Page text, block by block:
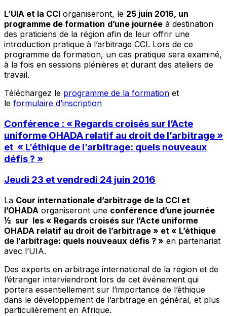
L’UIA et la CCI organiseront, le 25 juin 2016, un
programme de formation d’une journée à destination
des praticiens de la région afin de leur offrir une
introduction pratique à l’arbitrage CCI. Lors de ce
programme de formation, un cas pratique sera examiné,
à la fois en sessions plénières et durant des ateliers de
travail.
Téléchargez le programme de la formation et
le formulaire d’inscription
Conférence : « Regards croisés sur l’Acte
uniforme OHADA relatif au droit de l’arbitrage »
et « L’éthique de l’arbitrage: quels nouveaux
défis ? »
Jeudi 23 et vendredi 24 juin 2016
La Cour internationale d’arbitrage de la CCI et
l’OHADA organiseront une conférence d’une journée
½ sur les « Regards croisés sur l’Acte uniforme
OHADA relatif au droit de l’arbitrage » et « L’éthique
de l’arbitrage: quels nouveaux défis ? » en partenariat
avec l’UIA.
Des experts en arbitrage international de la région et de
l’étranger interviendront lors de cet événement qui
portera essentiellement sur l’importance de l’éthique
dans le développement de l’arbitrage en général, et plus
particulièrement en Afrique.